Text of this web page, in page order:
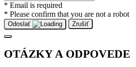
* Email is required
* Please confirm that you are not a robot
Odoslať Zrušiť
OTÁZKY A ODPOVEDE